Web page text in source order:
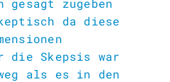
zugeben
da diese
die Skepsis war
als es in den